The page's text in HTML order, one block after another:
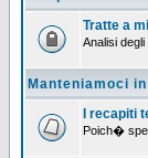
Tratte a
Analisi
Manteniamoci
I recapiti
Poich�